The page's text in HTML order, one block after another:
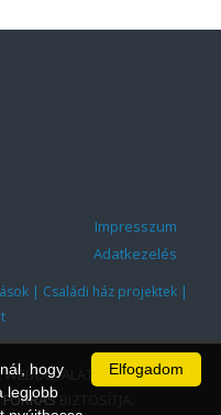
Impresszum
Adatkezelés
| Családi ház projektek |
ÉS ÜGYVITELI
FORRÁSBIZTOSÍTJA.
Elfogadom
hogy
legjobb